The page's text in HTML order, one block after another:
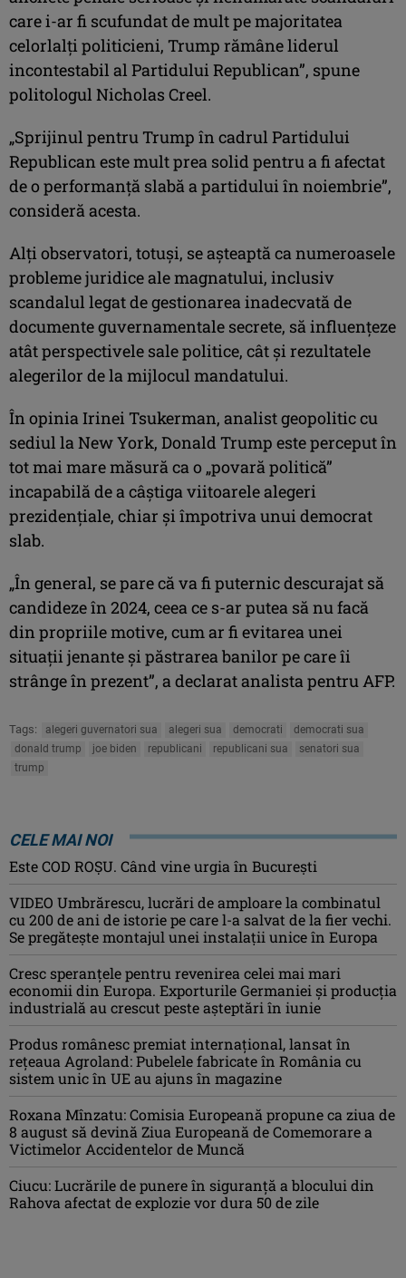
care i-ar fi scufundat de mult pe majoritatea
celorlalţi politicieni, Trump rămâne liderul
incontestabil al Partidului Republican”, spune
politologul Nicholas Creel.
„Sprijinul pentru Trump în cadrul Partidului
Republican este mult prea solid pentru a fi afectat
de o performanţă slabă a partidului în noiembrie”,
consideră acesta.
Alţi observatori, totuşi, se aşteaptă ca numeroasele
probleme juridice ale magnatului, inclusiv
scandalul legat de gestionarea inadecvată de
documente guvernamentale secrete, să influenţeze
atât perspectivele sale politice, cât şi rezultatele
alegerilor de la mijlocul mandatului.
În opinia Irinei Tsukerman, analist geopolitic cu
sediul la New York, Donald Trump este perceput în
tot mai mare măsură ca o „povară politică”
incapabilă de a câştiga viitoarele alegeri
prezidenţiale, chiar şi împotriva unui democrat
slab.
„În general, se pare că va fi puternic descurajat să
candideze în 2024, ceea ce s-ar putea să nu facă
din propriile motive, cum ar fi evitarea unei
situaţii jenante şi păstrarea banilor pe care îi
strânge în prezent”, a declarat analista pentru AFP.
Tags: alegeri guvernatori sua alegeri sua democrati
democrati sua
donald trump
joe biden republicani republicani sua
senatori sua
trump
CELE MAI NOI
Este COD ROŞU. Când vine urgia în Bucureşti
VIDEO Umbrărescu, lucrări de amploare la combinatul
cu 200 de ani de istorie pe care l-a salvat de la fier vechi.
Se pregătește montajul unei instalații unice în Europa
Cresc speranțele pentru revenirea celei mai mari
economii din Europa. Exporturile Germaniei și producția
industrială au crescut peste așteptări în iunie
Produs românesc premiat internațional, lansat în
rețeaua Agroland: Pubelele fabricate în România cu
sistem unic în UE au ajuns în magazine
Roxana Mînzatu: Comisia Europeană propune ca ziua de
8 august să devină Ziua Europeană de Comemorare a
Victimelor Accidentelor de Muncă
Ciucu: Lucrările de punere în siguranță a blocului din
Rahova afectat de explozie vor dura 50 de zile